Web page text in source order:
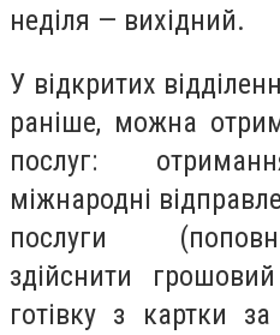
неділя — вихідний.
У відкритих
раніше, можна
послуг:
міжнародні
послуги
здійснити
готівку з картки